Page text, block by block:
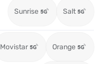
Sunrise Salt
Movistar Orange